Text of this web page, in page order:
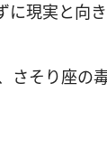
に現実と向
さそり座の